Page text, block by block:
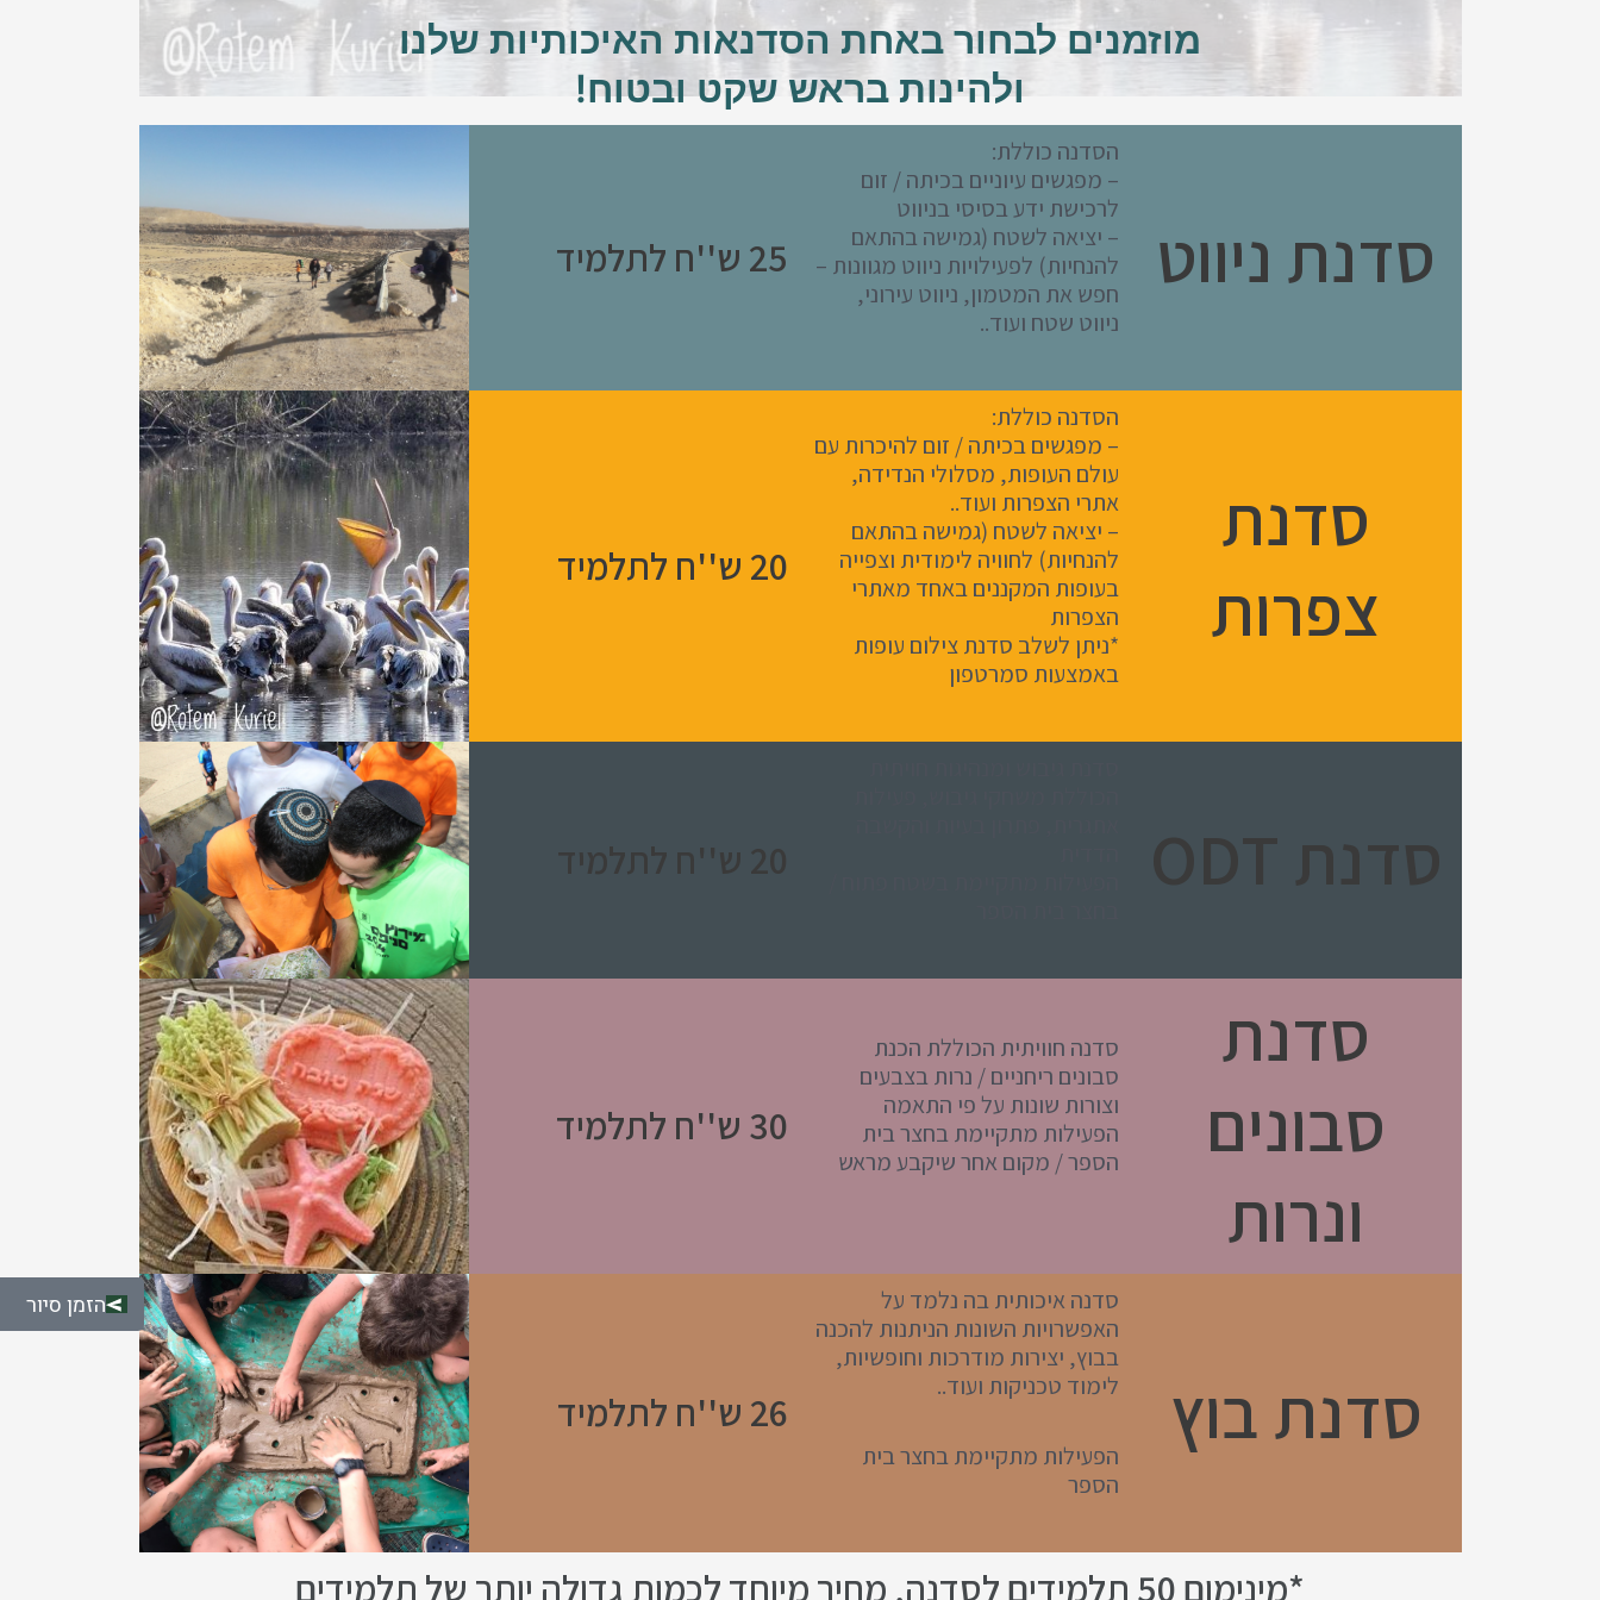
מוזמנים לבחור באחת הסדנאות האיכותיות שלנו
ולהינות בראש שקט ובטוח!
סדנת ניווט
הסדנה כוללת:
– מפגשים עיוניים בכיתה / זום
לרכישת ידע בסיסי בניווט
– יציאה לשטח (גמישה בהתאם
להנחיות) לפעילויות ניווט מגוונות –
חפש את המטמון, ניווט עירוני,
ניווט שטח ועוד..
25 ש''ח לתלמיד
סדנת
צפרות
הסדנה כוללת:
– מפגשים בכיתה / זום להיכרות עם
עולם העופות, מסלולי הנדידה,
אתרי הצפרות ועוד..
– יציאה לשטח (גמישה בהתאם
להנחיות) לחוויה לימודית וצפייה
בעופות המקננים באחד מאתרי
הצפרות
*ניתן לשלב סדנת צילום עופות
באמצעות סמרטפון
20 ש''ח לתלמיד
סדנת ODT 20 ש''ח לתלמיד
סדנת
סבונים
ונרות
סדנה חוויתית הכוללת הכנת
סבונים ריחניים / נרות בצבעים
וצורות שונות על פי התאמה
הפעילות מתקיימת בחצר בית
הספר / מקום אחר שיקבע מראש
30 ש''ח לתלמיד
סדנת בוץ
סדנה איכותית בה נלמד על
האפשרויות השונות הניתנות להכנה
בבוץ, יצירות מודרכות וחופשיות,
לימוד טכניקות ועוד..
הפעילות מתקיימת בחצר בית
הספר
26 ש''ח לתלמיד
*מינימום 50 תלמידים לסדנה, מחיר מיוחד לכמות גדולה יותר של תלמידים
הזמן סיור